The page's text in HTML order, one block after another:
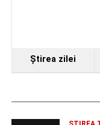
Ştirea zilei